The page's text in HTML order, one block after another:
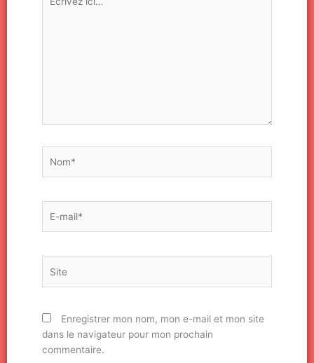
ici…
mail*
Enregistrer mon nom, mon e-mail et mon site
dans le navigateur pour mon prochain
commentaire.